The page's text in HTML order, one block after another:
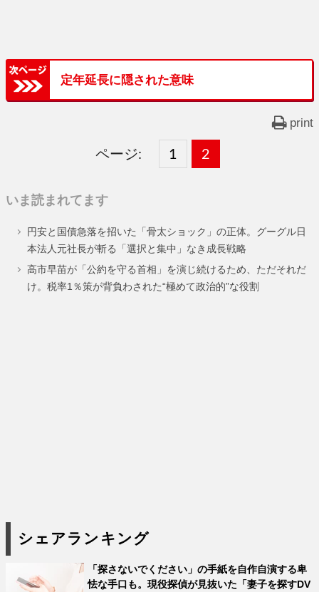
定年延長に隠された意味
print
ページ:
固
ー
ジ
1 ,
固
ー
ジ
2
いま読まれてます
円安と国債急落を招いた「骨太ショック」の正体。グーグル日
本法人元社長が斬る「選択と集中」なき成長戦略
高市早苗が「公約を守る首相」を演じ続けるため、ただそれだ
け。税率1％策が背負わされた“極めて政治的”な役割
シェアランキング
「探さないでください」の手紙を自作自演する卑
怯な手口も。現役探偵が見抜いた「妻子を探すDV